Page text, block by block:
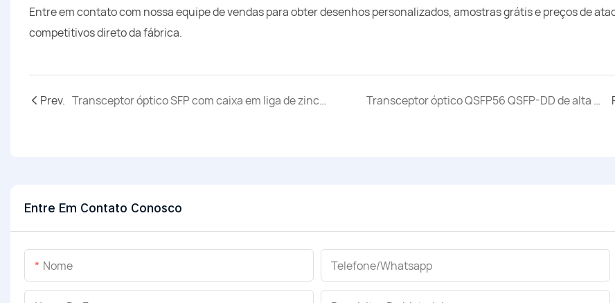
Entre em contato com nossa equipe de vendas para obter desenhos personalizados, amostras grátis e preços de
competitivos direto da fábrica.
Prev. Transceptor óptico SFP com caixa em liga de zinco e aba de puxar preta larga. Transceptor óptico QSFP56 QSFP-DD de alta precisão com carcaça em liga de zinco
Entre Em Contato Conosco
Nome Telefone/whatsapp